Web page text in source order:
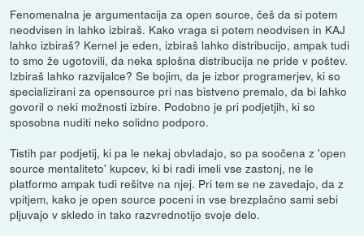
Fenomenalna je argumentacija za open source, češ da si potem
neodvisen in lahko izbiraš. Kako vraga si potem neodvisen in KAJ
lahko izbiraš? Kernel je eden, izbiraš lahko distribucijo, ampak tudi
to smo že ugotovili, da neka splošna distribucija ne pride v poštev.
Izbiraš lahko razvijalce? Se bojim, da je izbor programerjev, ki so
specializirani za opensource pri nas bistveno premalo, da bi lahko
govoril o neki možnosti izbire. Podobno je pri podjetjih, ki so
sposobna nuditi neko solidno podporo.
Tistih par podjetij, ki pa le nekaj obvladajo, so pa soočena z 'open
source mentaliteto' kupcev, ki bi radi imeli vse zastonj, ne le
platformo ampak tudi rešitve na njej. Pri tem se ne zavedajo, da z
vpitjem, kako je open source poceni in vse brezplačno sami sebi
pljuvajo v skledo in tako razvrednotijo svoje delo.